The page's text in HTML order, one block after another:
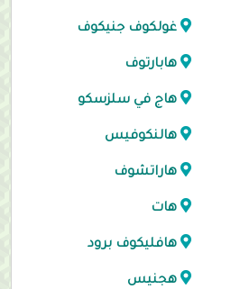
غولكوف جنيكوف
هابارتوف
هاج في سلزسكو
هالنكوفيس
هاراتشوف
هات
هافليكوف برود
هجنيس